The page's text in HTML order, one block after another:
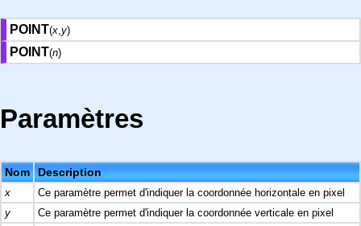
POINT(x,y)
POINT(n)
Paramètres
Nom Description
x
Ce paramètre permet d'indiquer la coordonnée horizontale en pixel
y
Ce paramètre permet d'indiquer la coordonnée verticale en pixel